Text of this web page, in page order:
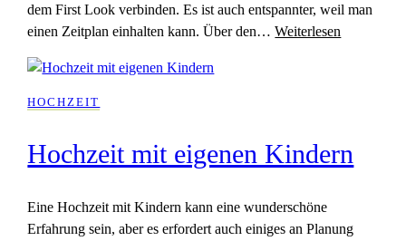
dem First Look verbinden. Es ist auch entspannter, weil man
einen Zeitplan einhalten kann. Über den…Weiterlesen
HOCHZEIT
Hochzeit mit eigenen Kindern
Eine Hochzeit mit Kindern kann eine wunderschöne
Erfahrung sein, aber es erfordert auch einiges an Planung